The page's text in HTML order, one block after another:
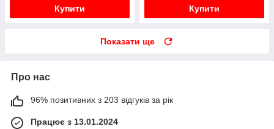
Купити Купити
Показати ще
Про нас
96% позитивних з 203 відгуків за рік
Працює з 13.01.2024